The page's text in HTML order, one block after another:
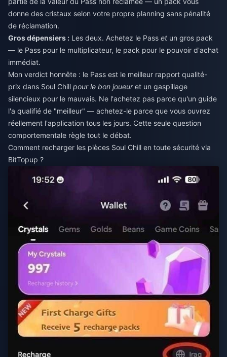
donne des cristaux selon votre propre planning sans pénalité
de réclamation.
Gros dépensiers : Les deux. Achetez le Pass et un gros pack
— le Pass pour le multiplicateur, le pack pour le pouvoir d'achat
immédiat.
Mon verdict honnête : le Pass est le meilleur rapport qualité-
prix dans Soul Chill pour le bon joueuret un gaspillage
silencieux pour le mauvais. Ne l'achetez pas parce qu'un guide
l'a qualifié de "meilleur" — achetez-le parce que vous ouvrez
réellement l'application tous les jours. Cette seule question
comportementale règle tout le débat.
Comment recharger les pièces Soul Chill en toute sécurité via
BitTopup ?